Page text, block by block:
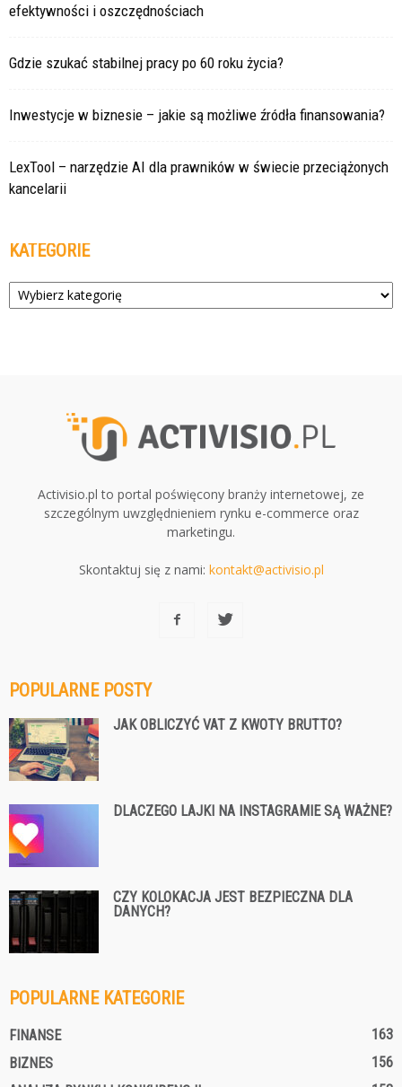
efektywności i oszczędnościach
Gdzie szukać stabilnej pracy po 60 roku życia?
Inwestycje w biznesie – jakie są możliwe źródła finansowania?
LexTool – narzędzie AI dla prawników w świecie przeciążonych
kancelarii
KATEGORIE
Kategorie
Activisio.pl to portal poświęcony branży internetowej, ze
szczególnym uwzględnieniem rynku e-commerce oraz
marketingu.
Skontaktuj się z nami: kontakt@activisio.pl
POPULARNE POSTY
JAK OBLICZYĆ VAT Z KWOTY BRUTTO?
DLACZEGO LAJKI NA INSTAGRAMIE SĄ WAŻNE?
CZY KOLOKACJA JEST BEZPIECZNA DLA
DANYCH?
POPULARNE KATEGORIE
FINANSE
163
BIZNES
156